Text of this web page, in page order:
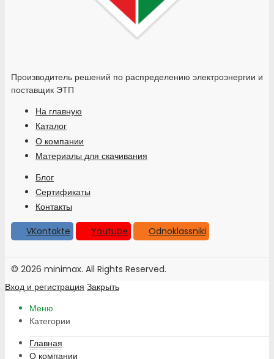
Производитель решений по распределению электроэнергии и
поставщик ЭТП
На главную
Каталог
О компании
Материалы для скачивания
Блог
Сертификаты
Контакты
VKontakte
Youtube Odnoklassniki
© 2026 minimax. All Rights Reserved.
Вход и регистрация Закрыть
Меню
Категории
Главная
О компании